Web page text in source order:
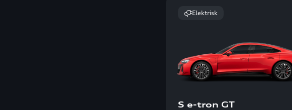
Elektrisk
S e-tron GT